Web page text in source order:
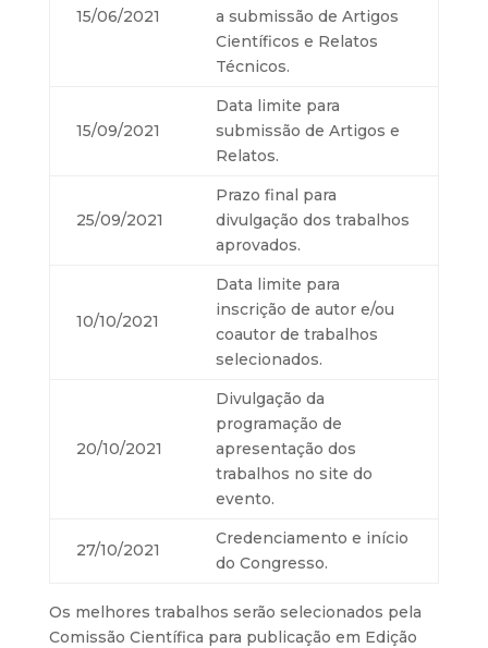
15/06/2021
a submissão de Artigos
Científicos e Relatos
Técnicos.
15/09/2021
Data limite para
submissão de Artigos e
Relatos.
25/09/2021
Prazo final para
divulgação dos trabalhos
aprovados.
10/10/2021
Data limite para
inscrição de autor e/ou
coautor de trabalhos
selecionados.
20/10/2021
Divulgação da
programação de
apresentação dos
trabalhos no site do
evento.
27/10/2021
Credenciamento e início
do Congresso.
Os melhores trabalhos serão selecionados pela
Comissão Científica para publicação em Edição